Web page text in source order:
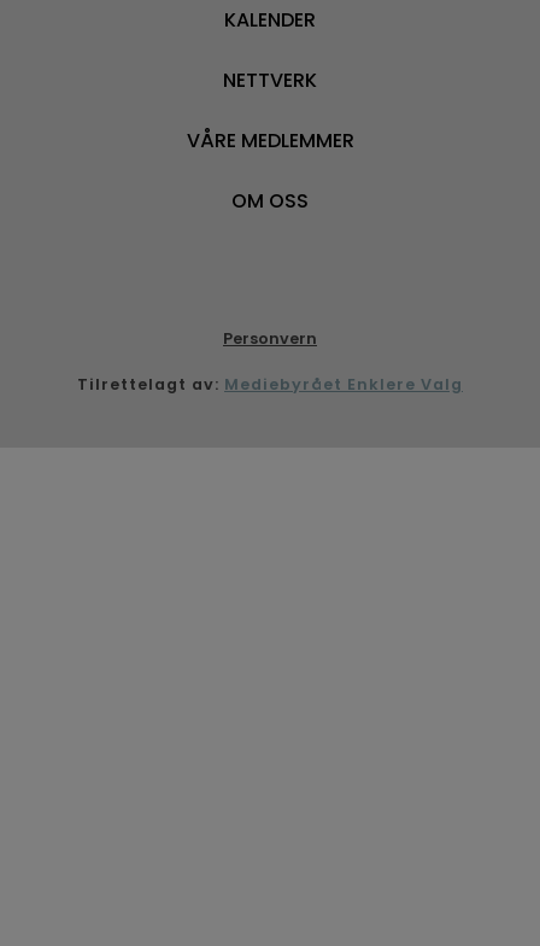
KALENDER
NETTVERK
VÅRE MEDLEMMER
OM OSS
Personvern
Tilrettelagt av: Mediebyrået Enklere Valg